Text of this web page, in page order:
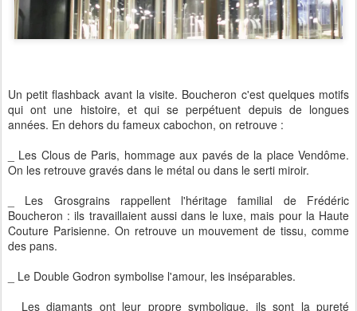
Un petit flashback avant la visite. Boucheron c'est quelques motifs
qui ont une histoire, et qui se perpétuent depuis de longues
années. En dehors du fameux cabochon, on retrouve :
_ Les Clous de Paris, hommage aux pavés de la place Vendôme.
On les retrouve gravés dans le métal ou dans le serti miroir.
_ Les Grosgrains rappellent l'héritage familial de Frédéric
Boucheron : ils travaillaient aussi dans le luxe, mais pour la Haute
Couture Parisienne. On retrouve un mouvement de tissu, comme
des pans.
_ Le Double Godron symbolise l'amour, les inséparables.
_ Les diamants ont leur propre symbolique, ils sont la pureté